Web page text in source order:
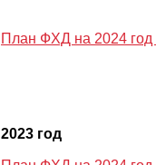
План ФХД на 2024 год
2023 год